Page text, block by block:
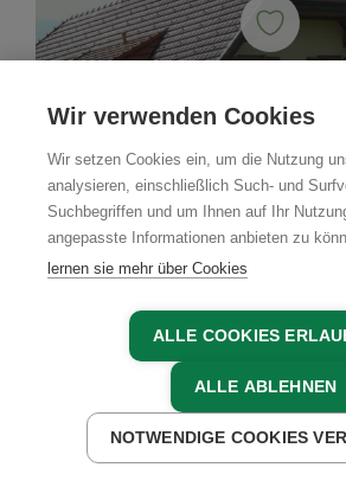
Bauernhof
JETZT
Wir verwenden Cookies
Wir setzen Cookies ein, um die Nutzung
analysieren, einschließlich Such- und
Suchbegriffen und um Ihnen auf Ihr
angepasste Informationen anbieten zu
lernen sie mehr über Cookies
ALLE COOKIES
ALLE ABLEHNEN
NOTWENDIGE COOKIES